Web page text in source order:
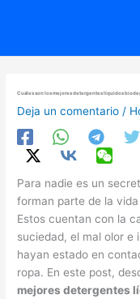
Cuáles son los mejores detergentes líquidos
Deja un comentario /
Para nadie es un
forman parte de la
Estos cuentan con la
suciedad, el mal olor e
hayan estado en
ropa. En este post,
mejores detergentes